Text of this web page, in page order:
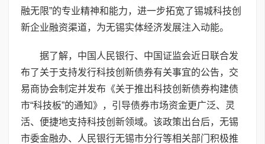
融无限”的专业精神和能力，进一步拓宽了锡城科技创
新企业融资渠道，为无锡实体经济发展注入动能。
据了解，中国人民银行、中国证监会近日联合发
布了关于支持发行科技创新债券有关事宜的公告，交
易商协会制定并发布《关于推出科技创新债券构建债
市“科技板”的通知》，引导债券市场资金更广泛、灵
活、便捷地支持科技创新领域。该政策出台后，无锡
市委金融办、人民银行无锡市分行等相关部门积极推